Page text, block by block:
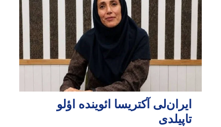
ایران‌لی آکتریسا ائوینده اؤلو
تاپیلدی